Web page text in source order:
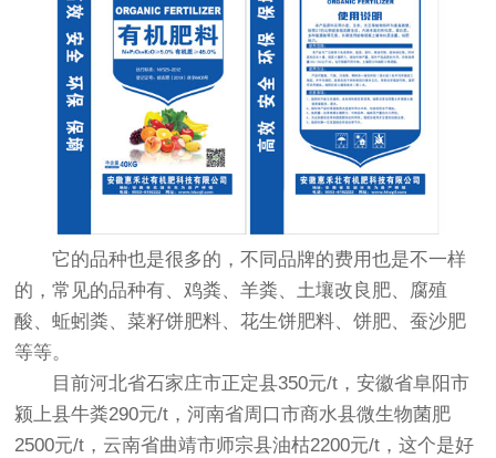
它的品种也是很多的，不同品牌的费用也是不一样
的，常见的品种有、鸡粪、羊粪、土壤改良肥、腐殖
酸、蚯蚓粪、菜籽饼肥料、花生饼肥料、饼肥、蚕沙肥
等等。
目前河北省石家庄市正定县350元/t，安徽省阜阳市
颍上县牛粪290元/t，河南省周口市商水县微生物菌肥
2500元/t，云南省曲靖市师宗县油枯2200元/t，这个是好